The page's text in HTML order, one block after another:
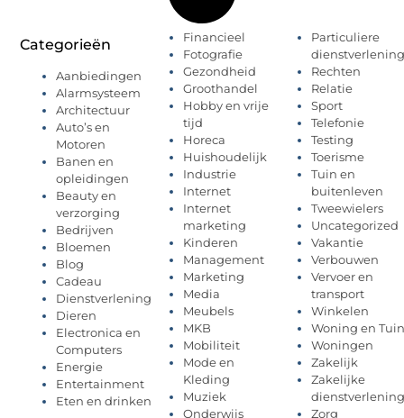
Categorieën
Aanbiedingen
Alarmsysteem
Architectuur
Auto’s en
Motoren
Banen en
opleidingen
Beauty en
verzorging
Bedrijven
Bloemen
Blog
Cadeau
Dienstverlening
Dieren
Electronica en
Computers
Energie
Entertainment
Eten en drinken
Financieel
Fotografie
Gezondheid
Groothandel
Hobby en vrije
tijd
Horeca
Huishoudelijk
Industrie
Internet
Internet
marketing
Kinderen
Management
Marketing
Media
Meubels
MKB
Mobiliteit
Mode en
Kleding
Muziek
Onderwijs
Particuliere
dienstverlening
Rechten
Relatie
Sport
Telefonie
Testing
Toerisme
Tuin en
buitenleven
Tweewielers
Uncategorized
Vakantie
Verbouwen
Vervoer en
transport
Winkelen
Woning en Tuin
Woningen
Zakelijk
Zakelijke
dienstverlening
Zorg